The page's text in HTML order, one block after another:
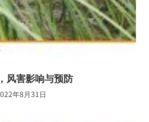
风害影响与预防
年8月31日